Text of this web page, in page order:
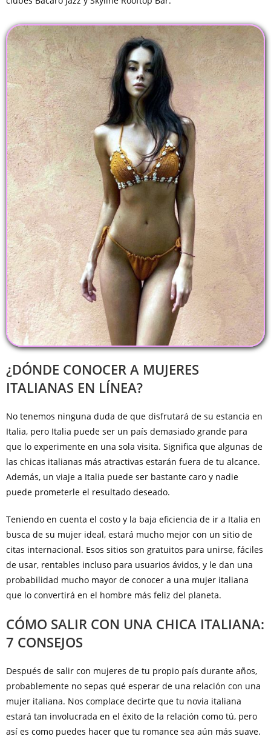
¿DÓNDE CONOCER A MUJERES
ITALIANAS EN LÍNEA?
No tenemos ninguna duda de que disfrutará de su estancia en
Italia, pero Italia puede ser un país demasiado grande para
que lo experimente en una sola visita. Significa que algunas de
las chicas italianas más atractivas estarán fuera de tu alcance.
Además, un viaje a Italia puede ser bastante caro y nadie
puede prometerle el resultado deseado.
Teniendo en cuenta el costo y la baja eficiencia de ir a Italia en
busca de su mujer ideal, estará mucho mejor con un sitio de
citas internacional. Esos sitios son gratuitos para unirse, fáciles
de usar, rentables incluso para usuarios ávidos, y le dan una
probabilidad mucho mayor de conocer a una mujer italiana
que lo convertirá en el hombre más feliz del planeta.
CÓMO SALIR CON UNA CHICA ITALIANA:
7 CONSEJOS
Después de salir con mujeres de tu propio país durante años,
probablemente no sepas qué esperar de una relación con una
mujer italiana. Nos complace decirte que tu novia italiana
estará tan involucrada en el éxito de la relación como tú, pero
así es como puedes hacer que tu romance sea aún más suave.